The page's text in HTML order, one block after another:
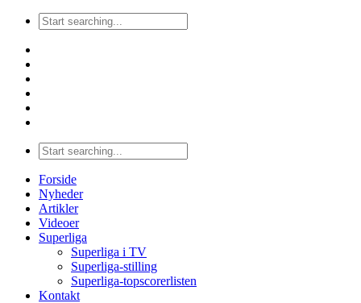
Forside
Nyheder
Artikler
Videoer
Superliga
Superliga i TV
Superliga-stilling
Superliga-topscorerlisten
Kontakt